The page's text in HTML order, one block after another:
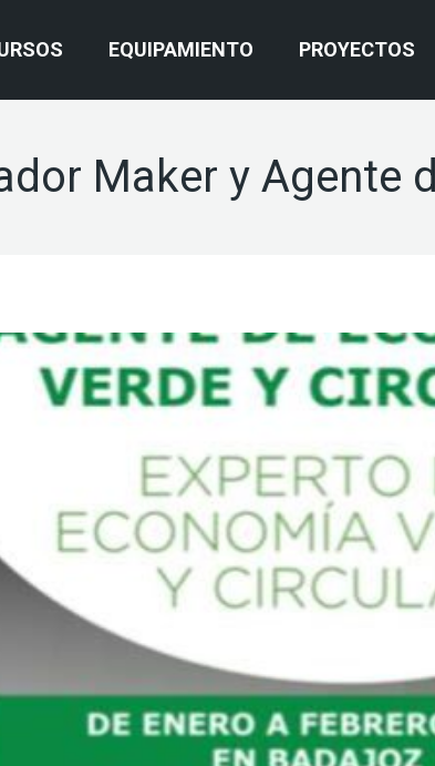
EQUIPAMIENTO PROYECTOS
Maker y Agente